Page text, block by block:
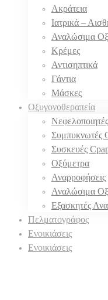
Ακράτεια
Ιατρικά –
Αναλώσιμα
Κρέμες
Αντισηπτικά
Γάντια
Μάσκες
Οξυγονοθεραπεία
Νεφελοποιητές
Συμπυκνωτές
Συσκευές
Οξύμετρα
Αναρροφήσεις
Αναλώσιμα
Εξασκητές
Πελματογράφος
Ενοικιάσεις
Ενοικιάσεις